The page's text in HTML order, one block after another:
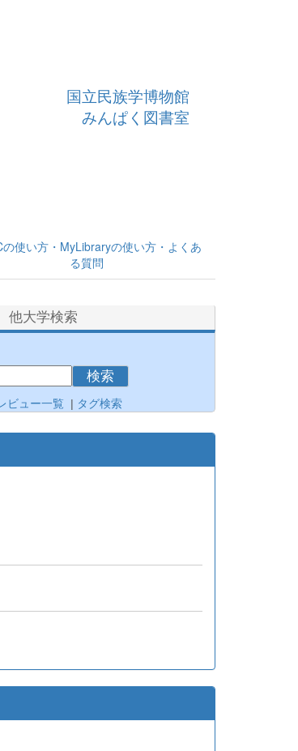
国立民族学博物館
みんぱく図書室
の使い方・MyLibraryの使い方・よくあ
る質問
他大学検索
検索
ビュー一覧 | タグ検索